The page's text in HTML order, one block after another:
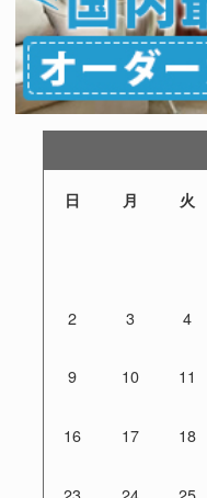
日 月 火
2 3 4
9 10 11
16 17 18